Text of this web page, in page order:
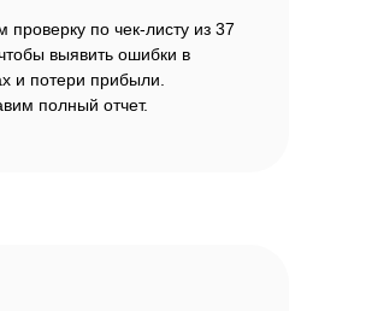
проверку по чек-листу из 37
выявить ошибки в
и потери прибыли.
полный отчет.